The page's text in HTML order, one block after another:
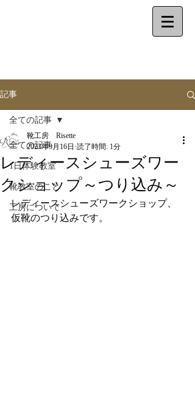
記事
全ての記事
1日体験教室
靴教室のこと
工房について
全ての記事
レディースシューズワー
クショップ～つり込み～
靴工房 Risette
2023年9月16日 読了時間: 1分
レディースシューズワークショップ、
仮靴のつり込みです。